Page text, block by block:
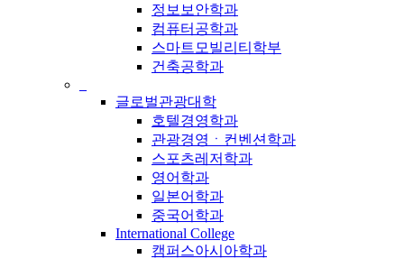
정보보안학과
컴퓨터공학과
스마트모빌리티학부
건축공학과
글로벌관광대학
호텔경영학과
관광경영ㆍ컨벤션학과
스포츠레저학과
영어학과
일본어학과
중국어학과
International College
캠퍼스아시아학과